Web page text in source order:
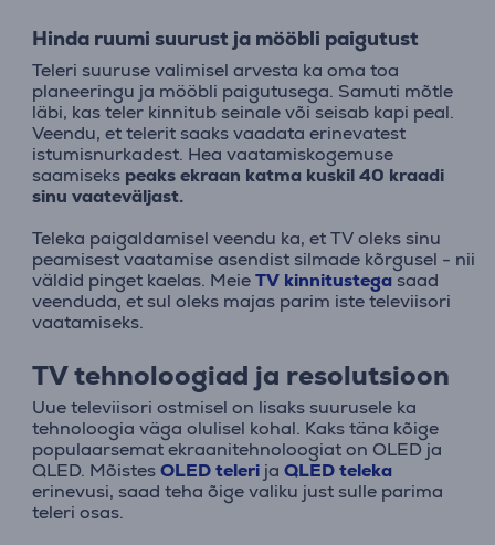
Hinda ruumi suurust ja mööbli paigutust
Teleri suuruse valimisel arvesta ka oma toa
planeeringu ja mööbli paigutusega. Samuti mõtle
läbi, kas teler kinnitub seinale või seisab kapi peal.
Veendu, et telerit saaks vaadata erinevatest
istumisnurkadest. Hea vaatamiskogemuse
saamiseks peaks ekraan katma kuskil 40 kraadi
sinu vaateväljast.
Teleka paigaldamisel veendu ka, et TV oleks sinu
peamisest vaatamise asendist silmade kõrgusel - nii
väldid pinget kaelas. MeieTV kinnitustega saad
veenduda, et sul oleks majas parim iste televiisori
vaatamiseks.
TV tehnoloogiad ja resolutsioon
Uue televiisori ostmisel on lisaks suurusele ka
tehnoloogia väga olulisel kohal. Kaks täna kõige
populaarsemat ekraanitehnoloogiat on OLED ja
QLED. MõistesOLED telerija QLED teleka
erinevusi, saad teha õige valiku just sulle parima
teleri osas.